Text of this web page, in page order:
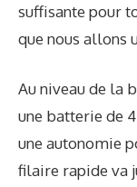
suffisante pour
que nous allons
Au niveau de la
une batterie de
une autonomie
filaire rapide va